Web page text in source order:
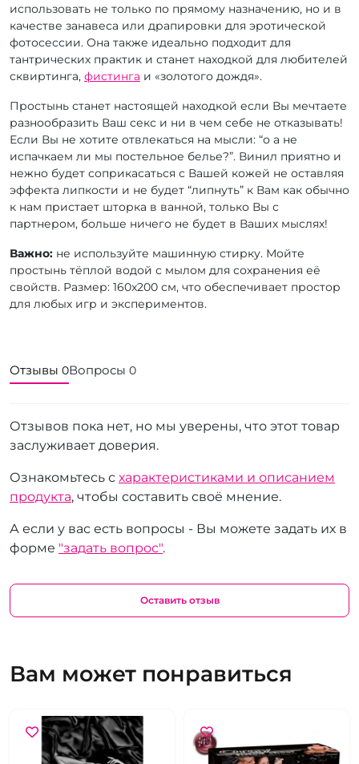
использовать не только по прямому назначению, но и в
качестве занавеса или драпировки для эротической
фотосессии. Она также идеально подходит для
тантрических практик и станет находкой для любителей
сквиртинга, фистинга и «золотого дождя».
Простынь станет настоящей находкой если Вы мечтаете
разнообразить Ваш секс и ни в чем себе не отказывать!
Если Вы не хотите отвлекаться на мысли: “о а не
испачкаем ли мы постельное белье?”. Винил приятно и
нежно будет соприкасаться с Вашей кожей не оставляя
эффекта липкости и не будет “липнуть” к Вам как обычно
к нам пристает шторка в ванной, только Вы с
партнером, больше ничего не будет в Ваших мыслях!
Важно: не используйте машинную стирку. Мойте
простынь тёплой водой с мылом для сохранения её
свойств. Размер: 160x200 см, что обеспечивает простор
для любых игр и экспериментов.
Отзывы 0Вопросы 0
Отзывов пока нет, но мы уверены, что этот товар
заслуживает доверия.
Ознакомьтесь с характеристиками и описанием
продукта, чтобы составить своё мнение.
А если у вас есть вопросы - Вы можете задать их в
форме "задать вопрос".
Оставить отзыв
Вам может понравиться